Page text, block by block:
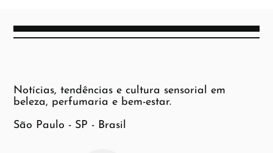
Notícias, tendências e cultura sensorial em
beleza, perfumaria e bem-estar.
São Paulo - SP - Brasil